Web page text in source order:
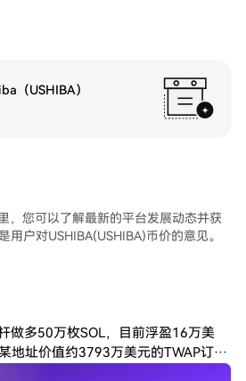
（USHIBA）
，您可以了解最新的平台发展动态并获
用户对USHIBA(USHIBA)币价的意见。
做多50万枚SOL，目前浮盈16万美
地址价值约3793万美元的TWAP订单
一笔大额SOL多单。 具体来看： 🔥 做